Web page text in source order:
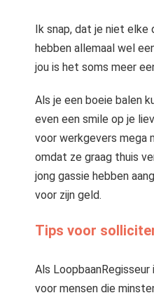
Ik snap, dat je niet
hebben allemaal wel
jou is het soms meer
Als je een boeie balen
even een smile op je
voor werkgevers mega
omdat ze graag thuis
jong gassie hebben
voor zijn geld.
Tips voor
Als
voor mensen die